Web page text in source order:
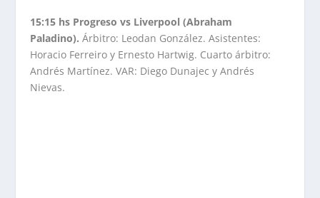
15:15 hs Progreso vs Liverpool (Abraham
Paladino). Árbitro: Leodan González. Asistentes:
Horacio Ferreiro y Ernesto Hartwig. Cuarto árbitro:
Andrés Martínez. VAR: Diego Dunajec y Andrés
Nievas.